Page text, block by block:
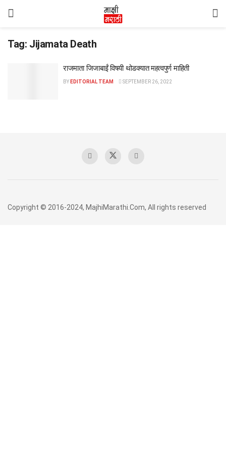
Tag: Jijamata Death
राजमाता जिजाबाईं विषयी थोडक्यात महत्वपुर्ण माहिती
BY EDITORIAL TEAM SEPTEMBER 26, 2022
Copyright © 2016-2024, MajhiMarathi.Com, All rights reserved